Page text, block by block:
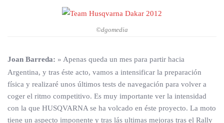
©dgomedia
Joan Barreda: » Apenas queda un mes para partir hacia
Argentina, y tras éste acto, vamos a intensificar la preparación
física y realizaré unos últimos tests de navegación para volver a
coger el ritmo competitivo. Es muy importante ver la intensidad
con la que HUSQVARNA se ha volcado en éste proyecto. La moto
tiene un aspecto imponente y tras lás ultimas mejoras tras el Rally